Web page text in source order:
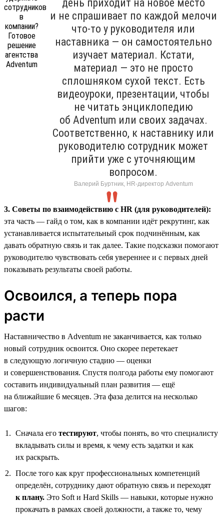
день приходит на новое место
и не спрашивает по каждой мелочи
что-то у руководителя или
наставника — он самостоятельно
изучает материал. Кстати,
материал — это не просто
сплошняком сухой текст. Есть
видеоуроки, презентации, чтобы
не читать энциклопедию
об Adventum или своих задачах.
Соответственно, к наставнику или
руководителю сотрудник может
прийти уже с уточняющим
вопросом.
Валерий Буртник, HR-директор Adventum
3. Советы по взаимодействию с HR (для руководителей):
эта часть — гайд о том, как в компании идёт рекрутинг, как
устанавливается испытательный срок подчинённым, как
давать обратную связь и так далее. Такие подсказки помогают
руководителю чувствовать себя увереннее и с первых дней
показывать результаты своей работы.
Освоился, а теперь пора
расти
Наставничество в Adventum не заканчивается, как только
новый сотрудник освоится. Оно скорее перетекает
в следующую логичную стадию — оценки
и совершенствования. Спустя полгода работы ему помогают
составить индивидуальный план развития — ещё
на ближайшие 6 месяцев. Эта фаза делится на несколько
шагов:
Сначала его тестируют, чтобы понять, во что специалисту
вкладывать силы и время, к чему есть задатки и как
их раскрыть.
После того как круг профессиональных компетенций
определён, сотруднику дают обратную связь и переходят
к плану. Это Soft и Hard Skills — навыки, которые нужно
прокачать в рамках своей должности, а также то, чему